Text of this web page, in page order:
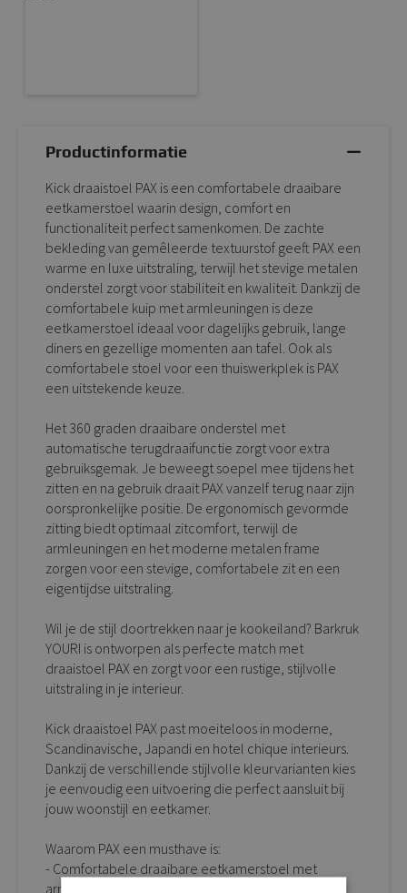
Productinformatie
Kick draaistoel PAX is een comfortabele draaibare
eetkamerstoel waarin design, comfort en
functionaliteit perfect samenkomen. De zachte
bekleding van gemêleerde textuurstof geeft PAX een
warme en luxe uitstraling, terwijl het stevige metalen
onderstel zorgt voor stabiliteit en kwaliteit. Dankzij de
comfortabele kuip met armleuningen is deze
eetkamerstoel ideaal voor dagelijks gebruik, lange
diners en gezellige momenten aan tafel. Ook als
comfortabele stoel voor een thuiswerkplek is PAX
een uitstekende keuze.
Het 360 graden draaibare onderstel met
automatische terugdraaifunctie zorgt voor extra
gebruiksgemak. Je beweegt soepel mee tijdens het
zitten en na gebruik draait PAX vanzelf terug naar zijn
oorspronkelijke positie. De ergonomisch gevormde
zitting biedt optimaal zitcomfort, terwijl de
armleuningen en het moderne metalen frame
zorgen voor een stevige, comfortabele zit en een
eigentijdse uitstraling.
Wil je de stijl doortrekken naar je kookeiland? Barkruk
YOURI is ontworpen als perfecte match met
draaistoel PAX en zorgt voor een rustige, stijlvolle
uitstraling in je interieur.
Kick draaistoel PAX past moeiteloos in moderne,
Scandinavische, Japandi en hotel chique interieurs.
Dankzij de verschillende stijlvolle kleurvarianten kies
je eenvoudig een uitvoering die perfect aansluit bij
jouw woonstijl en eetkamer.
Waarom PAX een musthave is:
- Comfortabele draaibare eetkamerstoel met
armleuningen